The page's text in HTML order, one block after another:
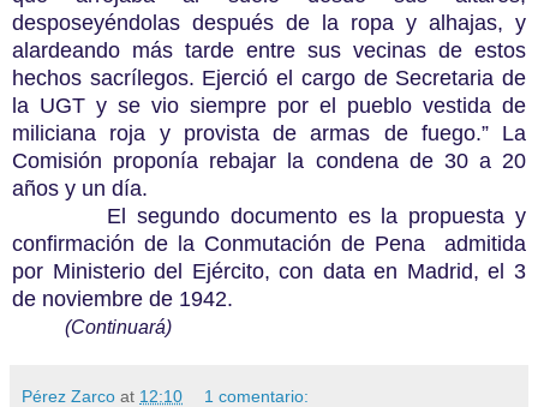
desposeyéndolas después de la ropa y alhajas, y
alardeando más tarde entre sus vecinas de estos
hechos sacrílegos. Ejerció el cargo de Secretaria de
la UGT y se vio siempre por el pueblo vestida de
miliciana roja y provista de armas de fuego.” La
Comisión proponía rebajar la condena de 30 a 20
años y un día.
El segundo documento es la propuesta y
confirmación de la Conmutación de Pena admitida
por Ministerio del Ejército, con data en Madrid, el 3
de noviembre de 1942.
(Continuará)
Pérez Zarco at 12:10 1 comentario: